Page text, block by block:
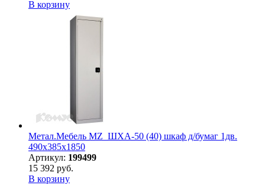
В корзину
Метал.Мебель MZ_ШХА-50 (40) шкаф д/бумаг 1дв.
490х385х1850
Артикул: 199499
15 392 руб.
В корзину